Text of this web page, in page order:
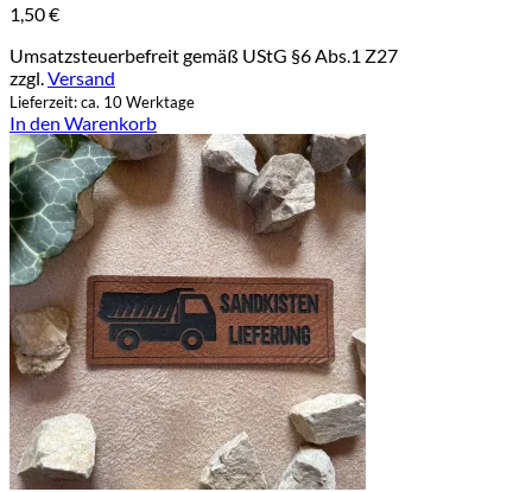
1,50€
Umsatzsteuerbefreit gemäß UStG §6 Abs.1 Z27
zzgl. Versand
Lieferzeit: ca. 10 Werktage
In den Warenkorb